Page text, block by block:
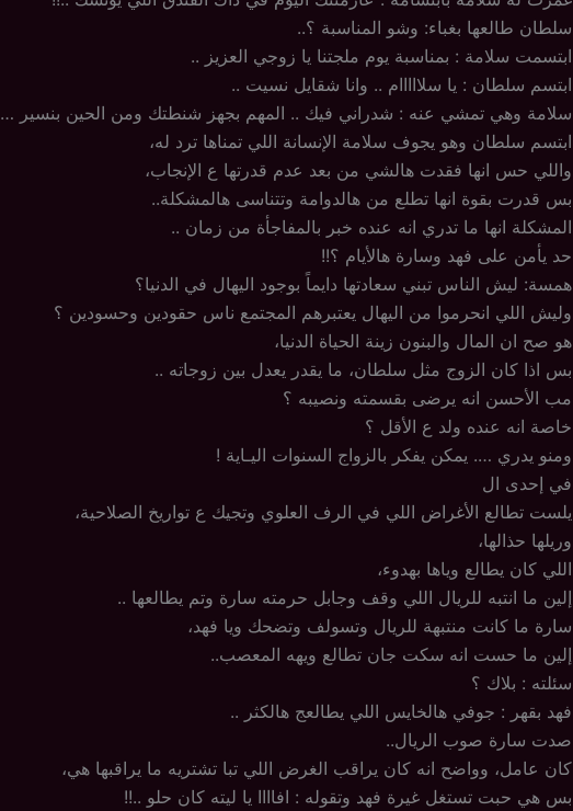
سلطان طالعها بغباء: وشو المناسبة ؟..
ابتسمت سلامة : بمناسبة يوم ملجتنا يا زوجي العزيز ..
ابتسم سلطان : يا سلااااام .. وانا شقايل نسيت ..
سلامة وهي تمشي عنه : شدراني فيك .. المهم بجهز شنطتك ومن الحين بنسير …
ابتسم سلطان وهو يجوف سلامة الإنسانة اللي تمناها ترد له،
واللي حس انها فقدت هالشي من بعد عدم قدرتها ع الإنجاب،
بس قدرت بقوة انها تطلع من هالدوامة وتتناسى هالمشكلة..
المشكلة انها ما تدري انه عنده خبر بالمفاجأة من زمان ..
حد يأمن على فهد وسارة هالأيام ؟!!
همسة: ليش الناس تبني سعادتها دايماً بوجود اليهال في الدنيا؟
وليش اللي انحرموا من اليهال يعتبرهم المجتمع ناس حقودين وحسودين ؟
هو صح ان المال والبنون زينة الحياة الدنيا،
بس اذا كان الزوج مثل سلطان، ما يقدر يعدل بين زوجاته ..
مب الأحسن انه يرضى بقسمته ونصيبه ؟
خاصة انه عنده ولد ع الأقل ؟
ومنو يدري …. يمكن يفكر بالزواج السنوات اليـاية !
في إحدى ال
يلست تطالع الأغراض اللي في الرف العلوي وتجيك ع تواريخ الصلاحية،
وريلها حذالها،
اللي كان يطالع وياها بهدوء،
إلين ما انتبه للريال اللي وقف وجابل حرمته سارة وتم يطالعها ..
سارة ما كانت منتبهة للريال وتسولف وتضحك ويا فهد،
إلين ما حست انه سكت جان تطالع ويهه المعصب..
سئلته : بلاك ؟
فهد بقهر : جوفي هالخايس اللي يطالعج هالكثر ..
صدت سارة صوب الريال..
كان عامل، وواضح انه كان يراقب الغرض اللي تبا تشتريه ما يراقبها هي،
بس هي حبت تستغل غيرة فهد وتقوله : افاااا يا ليته كان حلو ..!!